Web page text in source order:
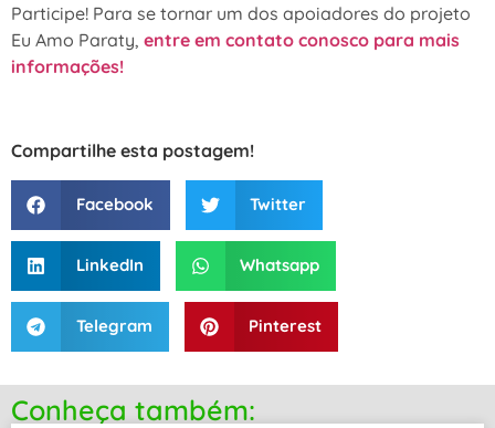
Participe! Para se tornar um dos apoiadores do projeto
Eu Amo Paraty, entre em contato conosco para mais
informações!
Compartilhe esta postagem!
Facebook Twitter
LinkedIn Whatsapp
Telegram Pinterest
Conheça também: